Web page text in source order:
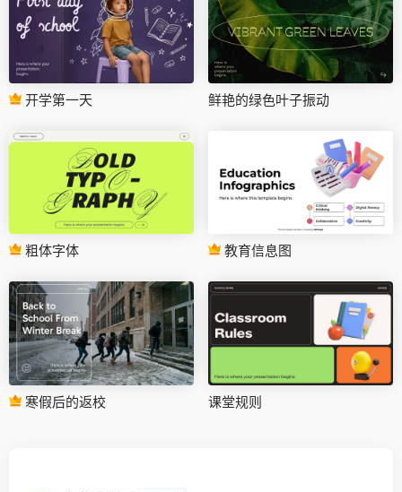
开学第一天 鲜艳的绿色叶子振动
粗体字体 教育信息图
寒假后的返校 课堂规则